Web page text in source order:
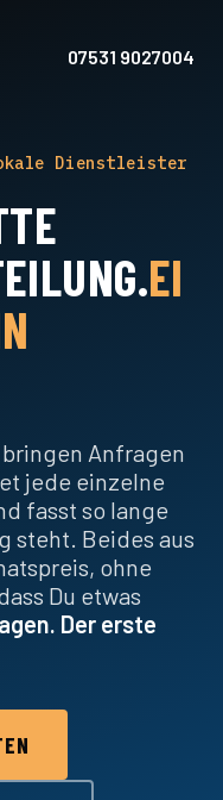
07531 9027004
Dienstleister
EI
Anfragen
jede einzelne
fasst so lange
steht. Beides aus
ohne
Du etwas
Der erste